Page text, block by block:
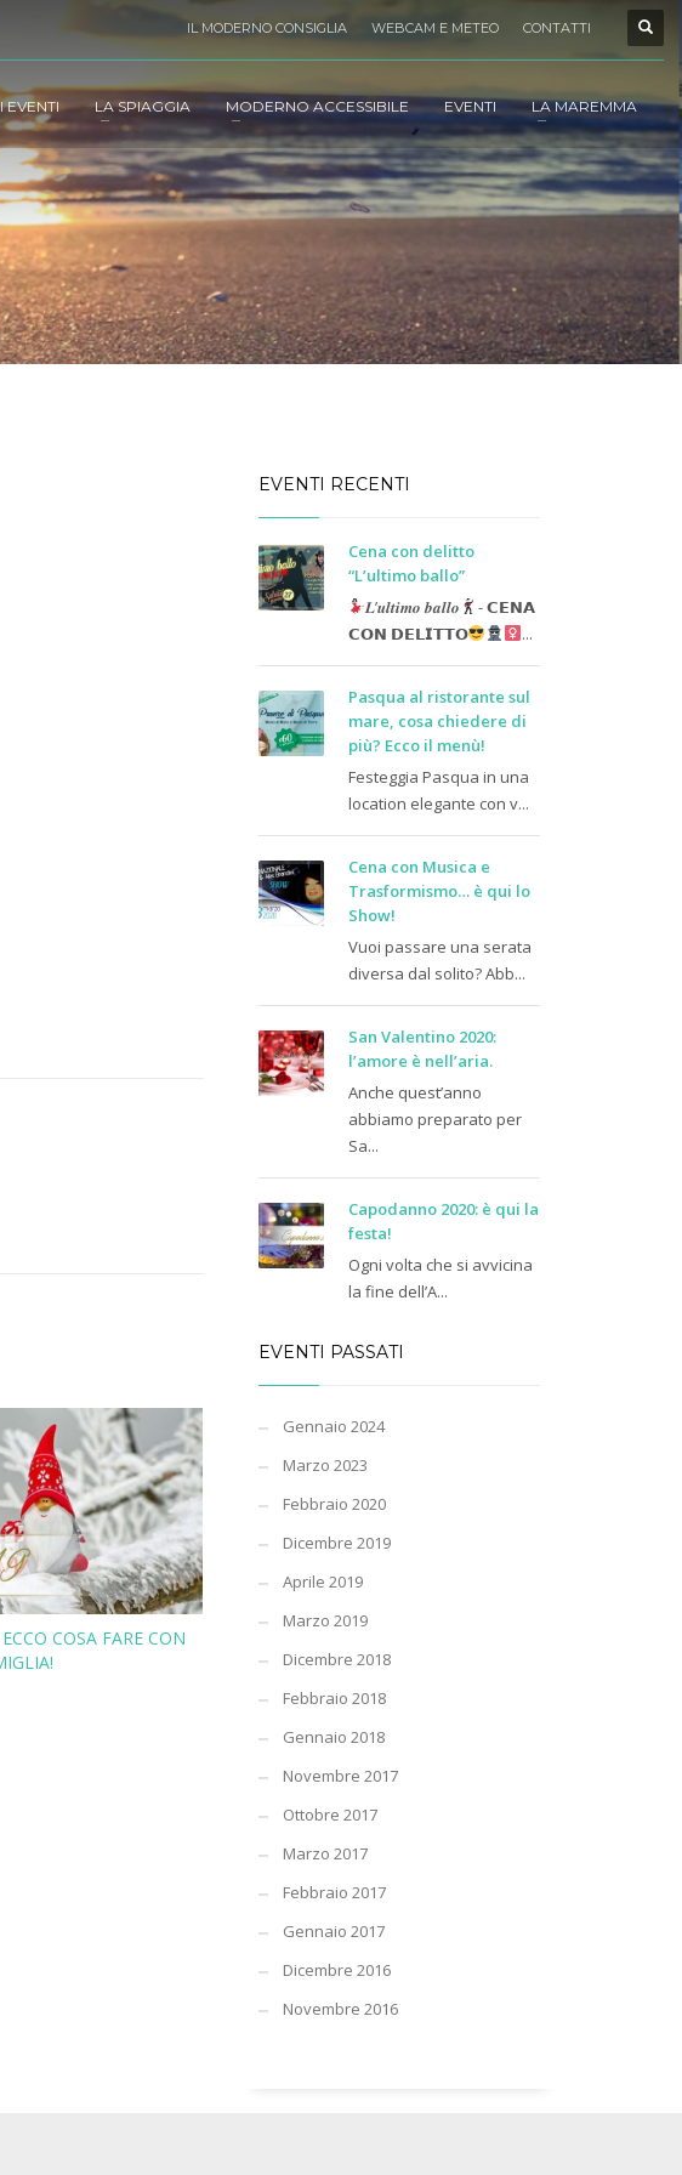
IL MODERNO CONSIGLIA WEBCAM E METEO CONTATTI
EVENTI LA SPIAGGIA MODERNO ACCESSIBILE EVENTI LA MAREMMA
COSA FARE CON
EVENTI RECENTI
Cena con delitto
“L’ultimo ballo”
𝑳’𝒖𝒍𝒕𝒊𝒎𝒐 𝒃𝒂𝒍𝒍𝒐
- 𝗖𝗘𝗡𝗔
𝗖𝗢𝗡 𝗗𝗘𝗟𝗜𝗧𝗧𝗢
...
Pasqua al ristorante sul
mare, cosa chiedere di
più? Ecco il menù!
Festeggia Pasqua in una
location elegante con v...
Cena con Musica e
Trasformismo… è qui lo
Show!
Vuoi passare una serata
diversa dal solito? Abb...
San Valentino 2020:
l’amore è nell’aria.
Anche quest’anno
abbiamo preparato per
Sa...
Capodanno 2020: è qui la
festa!
Ogni volta che si avvicina
la fine dell’A...
EVENTI PASSATI
Gennaio 2024
Marzo 2023
Febbraio 2020
Dicembre 2019
Aprile 2019
Marzo 2019
Dicembre 2018
Febbraio 2018
Gennaio 2018
Novembre 2017
Ottobre 2017
Marzo 2017
Febbraio 2017
Gennaio 2017
Dicembre 2016
Novembre 2016